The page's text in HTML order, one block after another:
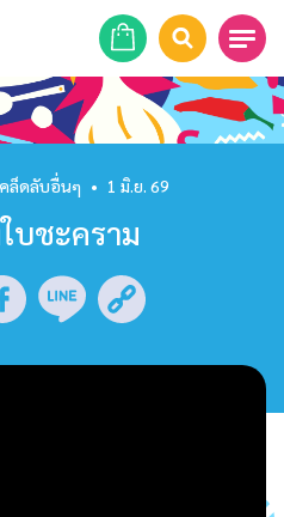
คล็ดลับอื่นๆ • 1 มิ.ย. 69
บชะคราม